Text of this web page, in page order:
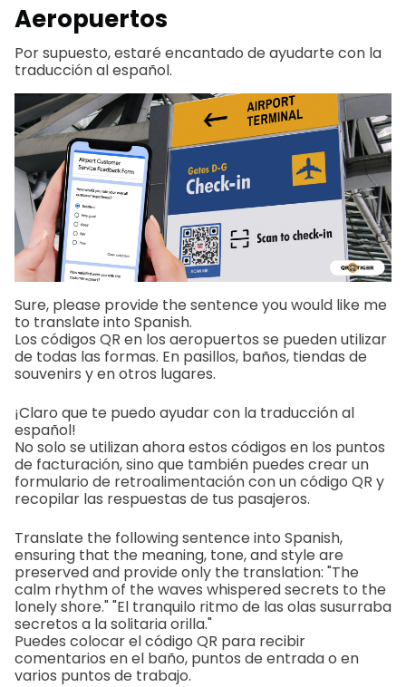
Aeropuertos
Por supuesto, estaré encantado de ayudarte con la
traducción al español.
Sure, please provide the sentence you would like me
to translate into Spanish.
Los códigos QR en los aeropuertos se pueden utilizar
de todas las formas. En pasillos, baños, tiendas de
souvenirs y en otros lugares.
¡Claro que te puedo ayudar con la traducción al
español!
No solo se utilizan ahora estos códigos en los puntos
de facturación, sino que también puedes crear un
formulario de retroalimentación con un código QR y
recopilar las respuestas de tus pasajeros.
Translate the following sentence into Spanish,
ensuring that the meaning, tone, and style are
preserved and provide only the translation: "The
calm rhythm of the waves whispered secrets to the
lonely shore." "El tranquilo ritmo de las olas susurraba
secretos a la solitaria orilla."
Puedes colocar el código QR para recibir
comentarios en el baño, puntos de entrada o en
varios puntos de trabajo.